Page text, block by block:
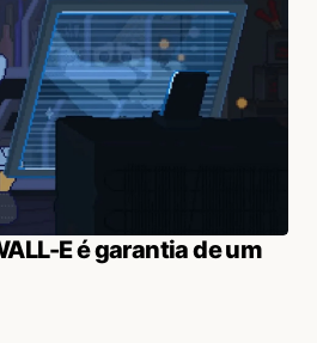
E é garantia de um